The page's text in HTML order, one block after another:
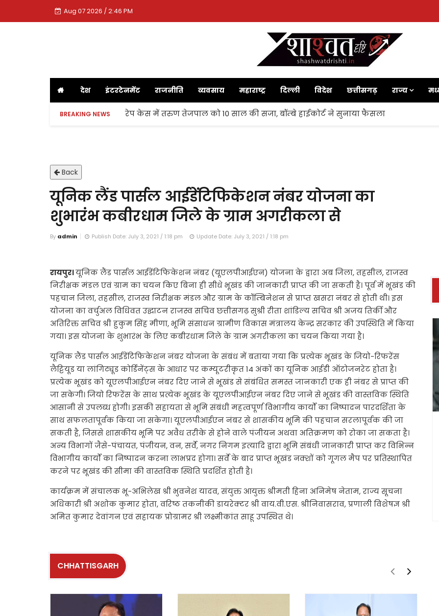
Aug 07 2026 / 2:46 PM
देश इंटरटेनमेंट राजनीति व्यवसाय महाराष्ट्र दिल्ली विदेश छत्तीसगढ़ राज्य
BREAKING NEWS रेप केस में तरुण तेजपाल को 10 साल की सजा, बॉम्बे हाईकोर्ट ने सुनाया फैसला
Back
यूनिक लैंड पार्सल आईडेंटिफिकेशन नंबर योजना का
शुभारंभ कबीरधाम जिले के ग्राम अगरीकला से
By admin Publish Date: July 3, 2021 / 1:18 pm Update Date: July 3, 2021 / 1:18 pm
रायपुर।यूनिक लैंड पार्सल आईडेंटिफिकेशन नंबर (यूएलपीआईएन) योजना के द्वारा अब जिला, तहसील, राजस्व
निरीक्षक मंडल एवं ग्राम का चयन किए बिना ही सीधे भूखंड की जानकारी प्राप्त की जा सकती है। पूर्व में भूखंड की
पहचान जिला, तहसील, राजस्व निरीक्षक मंडल और ग्राम के कॉम्बिनेशन से प्राप्त खसरा नंबर से होती थी। इस
योजना का वर्चुअल विधिवत उद्घाटन राजस्व सचिव छत्तीसगढ़ सुश्री रीता शांडिल्य सचिव श्री अजय तिर्की और
अतिरिक्त सचिव श्री हुकुम सिंह मीणा, भूमि संसाधन ग्रामीण विकास मंत्रालय केन्द्र सरकार की उपस्थिति में किया
गया। इस योजना के शुभारंभ के लिए कबीरधाम जिले के ग्राम अगरीकला का चयन किया गया है।
यूनिक लैंड पार्सल आईडेंटिफिकेशन नंबर योजना के संबंध में बताया गया कि प्रत्येक भूखंड के जियो-रिफरेंस
लैट्टियूड या लांगिट्यूड कोर्डिनेंट्स के आधार पर कम्यूटरीकृत 14 अंकों का यूनिक आईडी ऑटोजनरेट होता है।
प्रत्येक भूखंड को यूएलपीआईएन नंबर दिए जाने से भूखंड से संबंधित समस्त जानकारी एक ही नंबर से प्राप्त की
जा सकेगी। जियो रिफरेंस के साथ प्रत्येक भूखंड के यूएलपीआईएन नंबर दिए जाने से भूखंड की वास्तविक स्थिति
आसानी से उपलब्ध होगी। इसकी सहायता से भूमि संबंधी महत्वपूर्ण विभागीय कार्यों का निष्पादन पारदर्शिता के
साथ सफलतापूर्वक किया जा सकेगा। यूएलपीआईएन नंबर से शासकीय भूमि की पहचान सरलापूर्वक की जा
सकती है, जिससे शासकीय भूमि पर अवैध तरीके से होने वाले पंजीयन अथवा अतिक्रमण को रोका जा सकता है।
अन्य विभागों जैसे-पंचायत, पंजीयन, वन, सर्वे, नगर निगम इत्यादि द्वारा भूमि संबंधी जानकारी प्राप्त कर विभिन्न
विभागीय कार्यों का निष्पादन करना लाभप्रद होगा। सर्वे के बाद प्राप्त भूखंड नक्शों को गूगल मैप पर प्रतिस्थापित
करने पर भूखंड की सीमा की वास्तविक स्थिति प्रदर्शित होती है।
कार्यक्रम में संचालक भू-अभिलेख श्री भुवनेश यादव, संयुक्त आयुक्त श्रीमती हिना अनिमेष नेताम, राज्य सूचना
अधिकारी श्री अशोक कुमार होता, वरिष्ठ तकनीकी डायरेक्टर श्री वाय.वी.एस. श्रीनिवासराव, प्रणाली विशेषज्ञ श्री
अमित कुमार देवांगन एवं सहायक प्रोग्रामर श्री लक्ष्मीकांत साहू उपस्थित थे।
CHHATTISGARH